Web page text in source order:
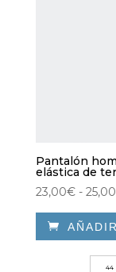
Pantalón
elástica de
23,00€ - 25,00

44